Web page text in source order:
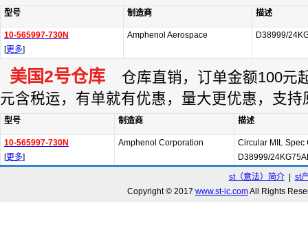
型号 制造商 描述
10-565997-730N
[更多]
Amphenol Aerospace D38999/
美国2号仓库 仓库直销，订单金额100元
元含税运，有单就有优惠，量大更优惠，支持
型号 制造商 描述
10-565997-730N
[更多]
Amphenol Corporation
Circular MIL Spec
D38999/
st（意法）简介| st
Copyright © 2017 www.st-ic.comAll Rights